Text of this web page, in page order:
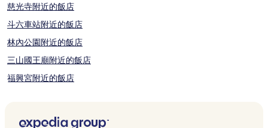
慈光寺附近的飯店
斗六車站附近的飯店
林內公園附近的飯店
三山國王廟附近的飯店
福興宮附近的飯店